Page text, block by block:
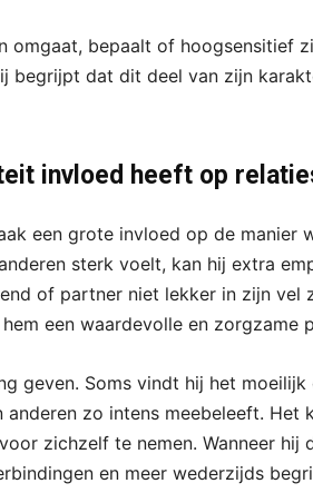
omgaat, bepaalt of hoogsensitief
begrijpt dat dit deel van zijn
invloed heeft op
een grote invloed op de manier
sterk voelt, kan hij extra
of partner niet lekker in zijn vel
een waardevolle en zorgzame
geven. Soms vindt hij het
zo intens meebeleeft. Het
zichzelf te nemen. Wanneer hij
en meer wederzijds